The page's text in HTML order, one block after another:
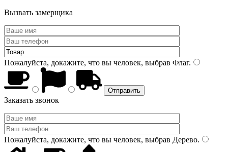
Вызвать замерщика
Пожалуйста, докажите, что вы человек, выбрав Флаг.
Заказать звонок
Пожалуйста, докажите, что вы человек, выбрав Дерево.